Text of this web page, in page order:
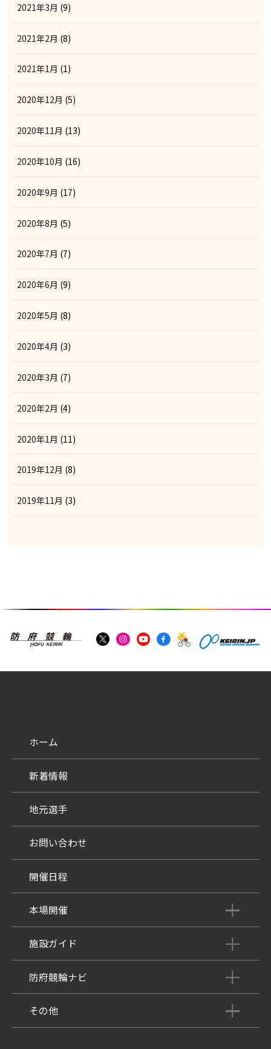
2021年3月 (9)
2021年2月 (8)
2021年1月 (1)
2020年12月 (5)
2020年11月 (13)
2020年10月 (16)
2020年9月 (17)
2020年8月 (5)
2020年7月 (7)
2020年6月 (9)
2020年5月 (8)
2020年4月 (3)
2020年3月 (7)
2020年2月 (4)
2020年1月 (11)
2019年12月 (8)
2019年11月 (3)
ホーム
新着情報
地元選手
お問い合わせ
開催日程
本場開催
開催展望記事
パンフレット
出場予定選手
出走表
施設ガイド
施設紹介
有料席
KEIRINパーク
防府競輪ナビ
車券の購入方法
その他